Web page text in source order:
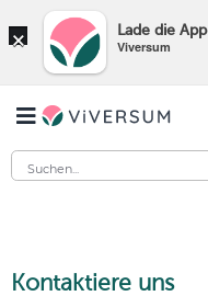
× Lade die
Viversum
Kontaktiere uns